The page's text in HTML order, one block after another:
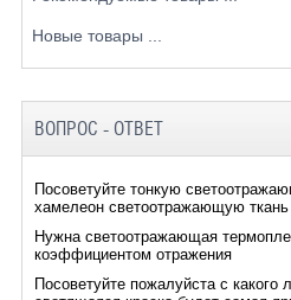
Новые товары ...
ВОПРОС - ОТВЕТ
Посоветуйте тонкую
хамелеон светоотражающую ткань
Нужна светоотражающая
коэффициентом отражения
Посоветуйте пожалуйста с